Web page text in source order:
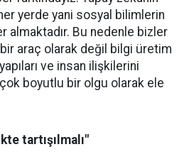
yerde yani sosyal bilimlerin
almaktadır. Bu nedenle bizler
bir araç olarak değil bilgi üretim
ve insan ilişkilerini
boyutlu bir olgu olarak ele
tartışılmalı"